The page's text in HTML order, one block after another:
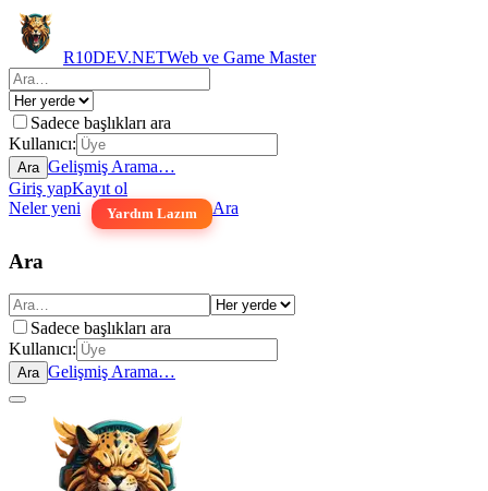
R10DEV.NETWeb ve Game Master
Sadece başlıkları ara
Kullanıcı:
Ara Gelişmiş Arama…
Giriş yapKayıt ol
Neler yeni
Yardım Lazım Ara
Ara
Sadece başlıkları ara
Kullanıcı:
Ara Gelişmiş Arama…